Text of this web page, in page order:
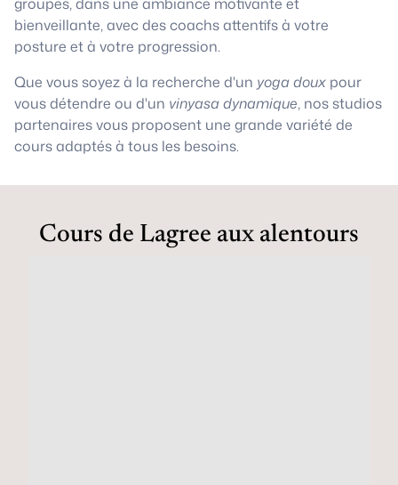
bienveillante, avec des coachs attentifs à votre
posture et à votre progression.
Que vous soyez à la recherche d'un yoga doux pour
vous détendre ou d'un vinyasa dynamique, nos studios
partenaires vous proposent une grande variété de
cours adaptés à tous les besoins.
Cours de Lagree aux alentours